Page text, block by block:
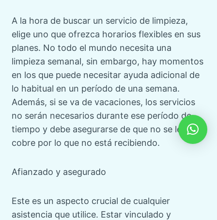
A la hora de buscar un servicio de limpieza,
elige uno que ofrezca horarios flexibles en sus
planes. No todo el mundo necesita una
limpieza semanal, sin embargo, hay momentos
en los que puede necesitar ayuda adicional de
lo habitual en un período de una semana.
Además, si se va de vacaciones, los servicios
no serán necesarios durante ese período de
tiempo y debe asegurarse de que no se le
cobre por lo que no está recibiendo.
Afianzado y asegurado
Este es un aspecto crucial de cualquier
asistencia que utilice. Estar vinculado y